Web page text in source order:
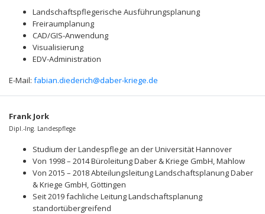
Landschaftspflegerische Ausführungsplanung
Freiraumplanung
CAD/GIS-Anwendung
Visualisierung
EDV-Administration
E-Mail: fabian.diederich@daber-kriege.de
Frank Jork
Dipl.-Ing. Landespflege
Studium der Landespflege an der Universität Hannover
Von 1998 – 2014 Büroleitung Daber & Kriege GmbH, Mahlow
Von 2015 – 2018 Abteilungsleitung Landschaftsplanung Daber
& Kriege GmbH, Göttingen
Seit 2019 fachliche Leitung Landschaftsplanung
standortübergreifend